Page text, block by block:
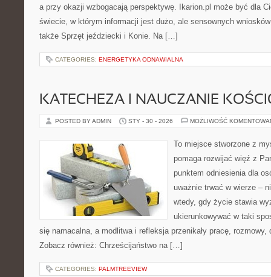
a przy okazji wzbogacają perspektywę. Ikarion.pl może być dla
świecie, w którym informacji jest dużo, ale sensownych
także Sprzęt jeździecki i Konie. Na […]
CATEGORIES: ENERGETYKA ODNAWIALNA
KATECHEZA I NAUCZANIE
POSTED BY ADMIN STY - 30 - 2026 MOŻLIWOŚĆ
To miejsce stworzone z
pomaga rozwijać więź z
punktem odniesienia dla
uważnie trwać w wierze –
wtedy, gdy życie stawia
ukierunkowywać w taki
się namacalna, a modlitwa i refleksja przenikały pracę,
Zobacz również: Chrześcijaństwo na […]
CATEGORIES: PALMTREEVIEW